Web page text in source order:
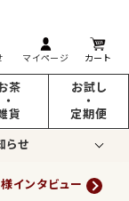
マイページ カート
茶
・
貨
お試し
・
定期便
らせ
インタビュー